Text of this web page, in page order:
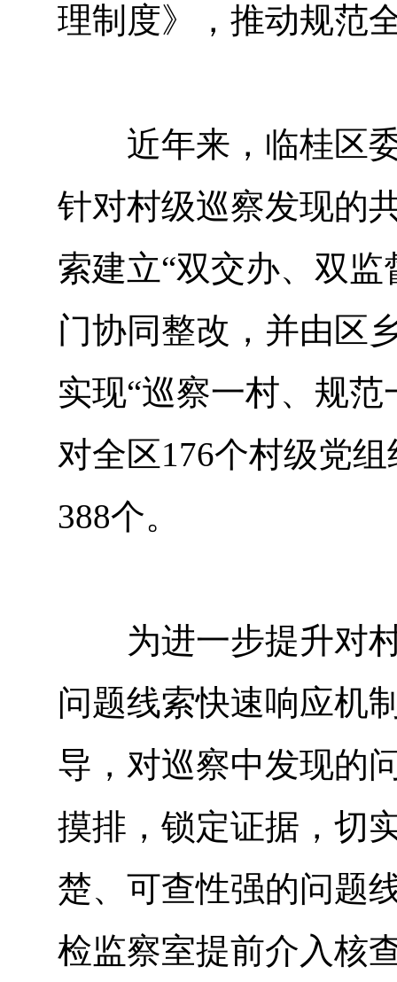
理制度》，推动规范
近年来，临桂区委
针对村级巡察发现的
索建立“双交办、双
门协同整改，并由区
实现“巡察一村、规
对全区176个村级党
388个。
为进一步提升对村
问题线索快速响应机
导，对巡察中发现的
摸排，锁定证据，切
楚、可查性强的问题
检监察室提前介入核